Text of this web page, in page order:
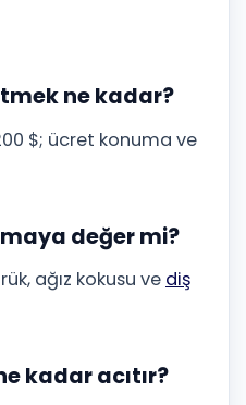
ne kadar?
$; ücret konuma ve
değer mi?
ağız kokusu ve diş
kadar acıtır?